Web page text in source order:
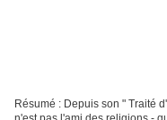
Résumé : Depuis son " Traité